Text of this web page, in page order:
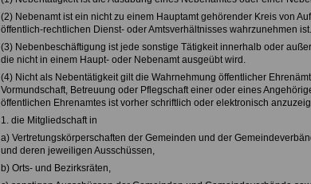
(2) Nebenamt ist ein nicht zu einem Hauptamt gehörender Kreis von
öffentlich-rechtlichen Dienst- oder Amtsverhältnisses wahrzunehmen ist.
(3) Nebenbeschäftigung ist jede sonstige Tätigkeit innerhalb oder
die nicht in einem Haupt- oder Nebenamt ausgeübt wird.
(4) Nicht als Nebentätigkeit gilt die Wahrnehmung öffentlicher
Vormundschaft, Betreuung oder Pflegschaft einer oder eines
öffentlichen Ehrenamtes ist vorher schriftlich oder elektronisch
1. die Mitgliedschaft in
a) Vertretungskörperschaften der Gemeinden und der
und deren jeweiligen Ausschüssen,
b) Orts- und Bezirksräten,